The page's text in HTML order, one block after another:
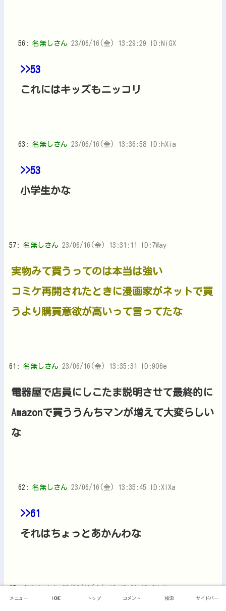
56: 名無しさん 23/06/16(金) 13:29:29 ID:NiGX
>>53
これにはキッズもニッコリ
63: 名無しさん 23/06/16(金) 13:36:58 ID:hXia
>>53
小学生かな
57: 名無しさん 23/06/16(金) 13:31:11 ID:7Way
実物みて買うってのは本当は強い
コミケ再開されたときに漫画家がネットで買
うより購買意欲が高いって言ってたな
61: 名無しさん 23/06/16(金) 13:35:31 ID:9O6e
電器屋で店員にしこたま説明させて最終的に
Amazonで買ううんちマンが増えて大変らしい
な
62: 名無しさん 23/06/16(金) 13:35:45 ID:XIXa
>>61
それはちょっとあかんわな
メニュー HOME トップ コメント 検索 サイドバー